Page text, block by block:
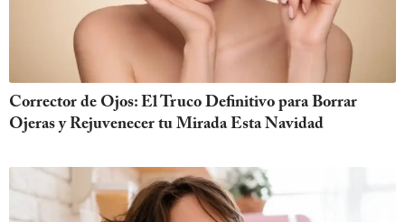
Corrector de Ojos: El Truco Definitivo para Borrar
Ojeras y Rejuvenecer tu Mirada Esta Navidad